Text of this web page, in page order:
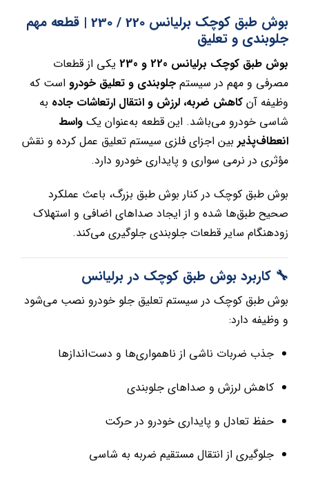
بوش طبق کوچک برلیانس 220 / 230 | قطعه مهم
جلوبندی و تعلیق
بوش طبق کوچک برلیانس 220 و 230
یکی از قطعات
مصرفی و مهم در سیستمجلوبندی و تعلیق خودرواست که
وظیفه آنکاهش ضربه، لرزش و انتقال ارتعاشات جادهبه
شاسی خودرو می‌باشد. این قطعه به‌عنوان یکواسط
انعطاف‌پذیربین اجزای فلزی سیستم تعلیق عمل کرده و نقش
مؤثری در نرمی سواری و پایداری خودرو دارد.
بوش طبق کوچک در کنار بوش طبق بزرگ، باعث عملکرد
صحیح طبق‌ها شده و از ایجاد صداهای اضافی و استهلاک
زودهنگام سایر قطعات جلوبندی جلوگیری می‌کند.
🔧 کاربرد بوش طبق کوچک در برلیانس
بوش طبق کوچک در سیستم تعلیق جلو خودرو نصب می‌شود
و وظیفه دارد:
جذب ضربات ناشی از ناهمواری‌ها و دست‌اندازها
کاهش لرزش و صداهای جلوبندی
حفظ تعادل و پایداری خودرو در حرکت
جلوگیری از انتقال مستقیم ضربه به شاسی